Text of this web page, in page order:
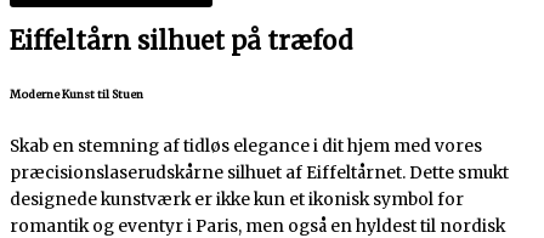
Eiffeltårn silhuet på træfod
Moderne Kunst til Stuen
Skab en stemning af tidløs elegance i dit hjem med vores
præcisionslaserudskårne silhuet af Eiffeltårnet. Dette smukt
designede kunstværk er ikke kun et ikonisk symbol for
romantik og eventyr i Paris, men også en hyldest til nordisk